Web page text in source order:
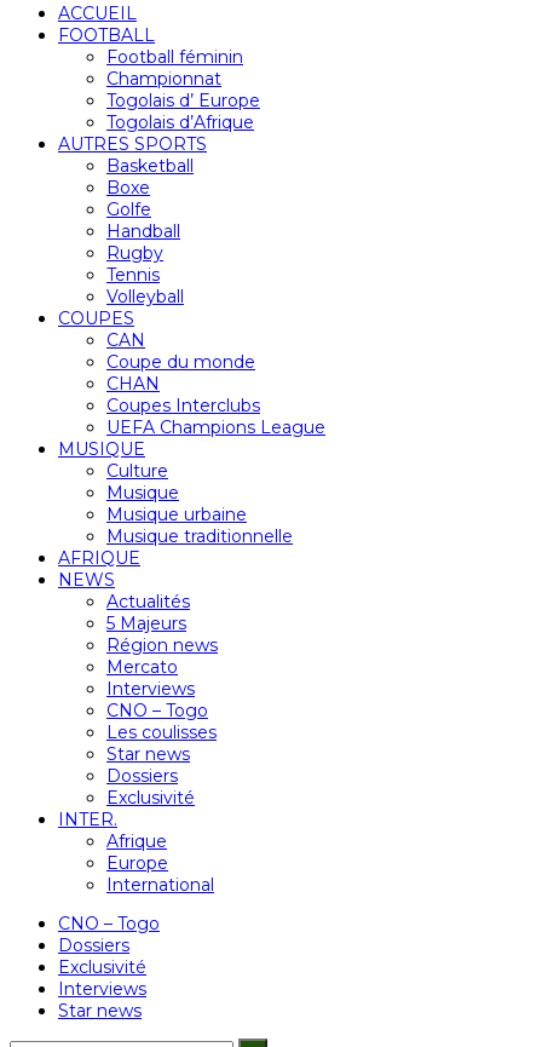
ACCUEIL
FOOTBALL
Football féminin
Championnat
Togolais d’ Europe
Togolais d’Afrique
AUTRES SPORTS
Basketball
Boxe
Golfe
Handball
Rugby
Tennis
Volleyball
COUPES
CAN
Coupe du monde
CHAN
Coupes Interclubs
UEFA Champions League
MUSIQUE
Culture
Musique
Musique urbaine
Musique traditionnelle
AFRIQUE
NEWS
Actualités
5 Majeurs
Région news
Mercato
Interviews
CNO – Togo
Les coulisses
Star news
Dossiers
Exclusivité
INTER.
Afrique
Europe
International
CNO – Togo
Dossiers
Exclusivité
Interviews
Star news